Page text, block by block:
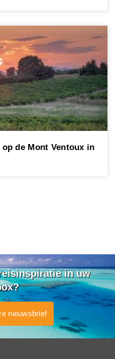
de Mont Ventoux in
in uw
nieuwsbrief